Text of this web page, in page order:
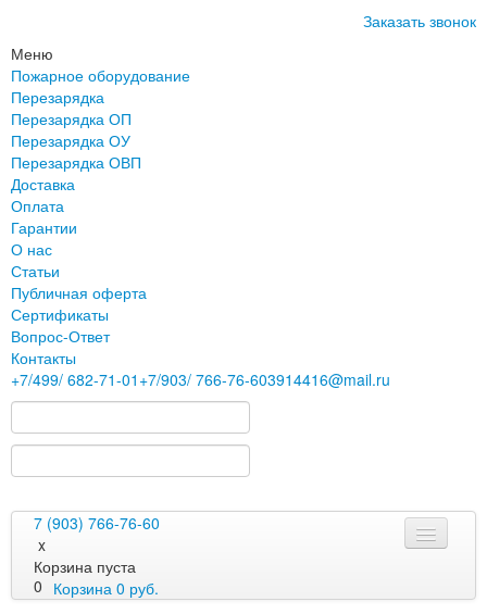
Заказать звонок
Меню
Пожарное оборудование
Перезарядка
Перезарядка ОП
Перезарядка ОУ
Перезарядка ОВП
Доставка
Оплата
Гарантии
О нас
Статьи
Публичная оферта
Сертификаты
Вопрос-Ответ
Контакты
+7/499/ 682-71-01 +7/903/ 766-76-603914416@mail.ru
7 (903) 766-76-60
x
Корзина пуста
0 Корзина 0 руб.